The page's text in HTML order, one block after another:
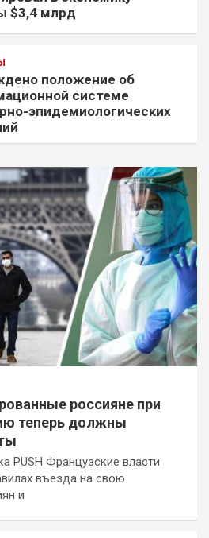
$3,4 млрд
положение об
системе
эпидемиологических
россияне при
теперь должны
PUSH Французские власти
въезда на свою
и